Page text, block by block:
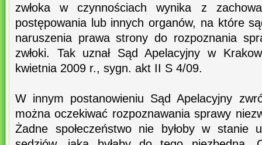
zwłoka w czynnościach wynika z
postępowania lub innych organów, na które
naruszenia prawa strony do rozpoznania
zwłoki. Tak uznał Sąd Apelacyjny w
kwietnia 2009 r., sygn. akt II S 4/09.
W innym postanowieniu Sąd Apelacyjny
można oczekiwać rozpoznawania sprawy
Żadne społeczeństwo nie byłoby w stanie